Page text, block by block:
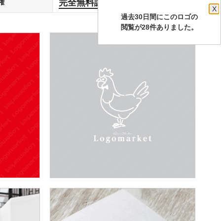
過去30日間にこのロゴの
X
閲覧が28件ありました。